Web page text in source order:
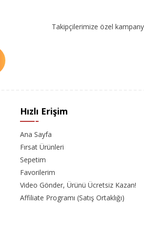
Takipçilerimize özel
Hızlı Erişim
Ana Sayfa
Fırsat Ürünleri
Sepetim
Favorilerim
Video Gönder, Ürünü Ücretsiz Kazan!
Affiliate Programı (Satış Ortaklığı)